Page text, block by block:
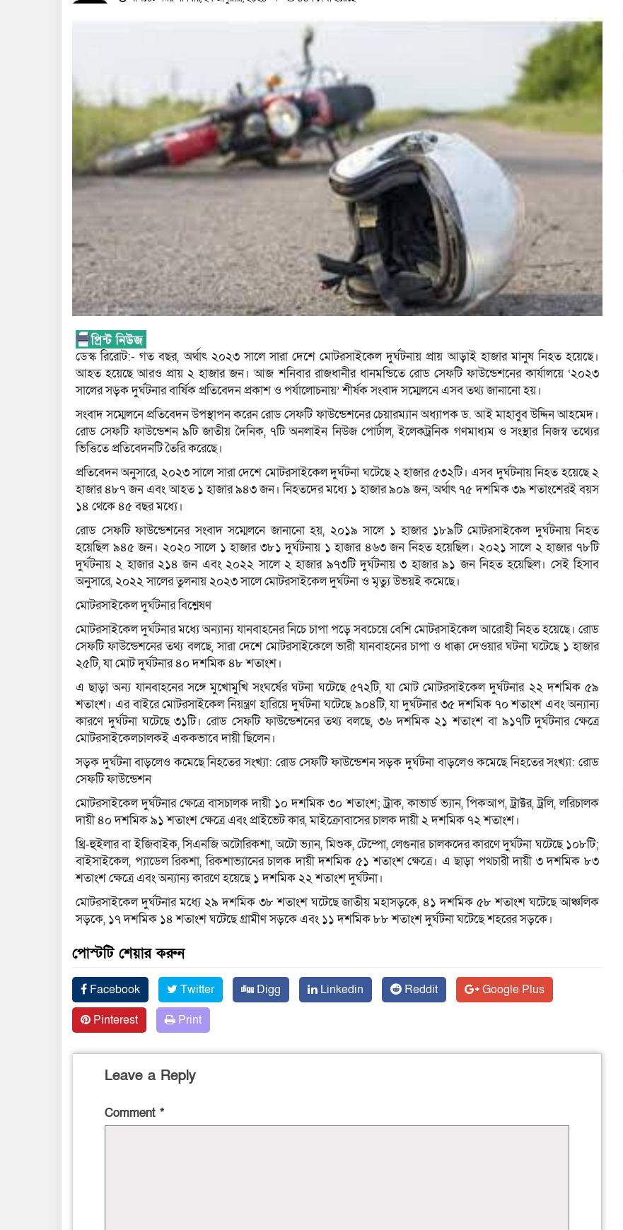
ডেস্ক রিরোট:- গত বছর, অর্থাৎ ২০২৩ সালে সারা দেশে মোটরসাইকেল দুর্ঘটনায় প্রায় আড়াই হাজার মানুষ নিহত হয়েছে।
আহত হয়েছে আরও প্রায় ২ হাজার জন। আজ শনিবার রাজধানীর ধানমন্ডিতে রোড সেফটি ফাউন্ডেশনের কার্যালয়ে ‘২০২৩
সালের সড়ক দুর্ঘটনার বার্ষিক প্রতিবেদন প্রকাশ ও পর্যালোচনায়’ শীর্ষক সংবাদ সম্মেলনে এসব তথ্য জানানো হয়।
সংবাদ সম্মেলনে প্রতিবেদন উপস্থাপন করেন রোড সেফটি ফাউন্ডেশনের চেয়ারম্যান অধ্যাপক ড. আই মাহাবুব উদ্দিন আহমেদ।
রোড সেফটি ফাউন্ডেশন ৯টি জাতীয় দৈনিক, ৭টি অনলাইন নিউজ পোর্টাল, ইলেকট্রনিক গণমাধ্যম ও সংস্থার নিজস্ব তথ্যের
ভিত্তিতে প্রতিবেদনটি তৈরি করেছে।
প্রতিবেদন অনুসারে, ২০২৩ সালে সারা দেশে মোটরসাইকেল দুর্ঘটনা ঘটেছে ২ হাজার ৫৩২টি। এসব দুর্ঘটনায় নিহত হয়েছে ২
হাজার ৪৮৭ জন এবং আহত ১ হাজার ৯৪৩ জন। নিহতদের মধ্যে ১ হাজার ৯০৯ জন, অর্থাৎ ৭৫ দশমিক ৩৯ শতাংশেরই বয়স
১৪ থেকে ৪৫ বছর মধ্যে।
রোড সেফটি ফাউন্ডেশনের সংবাদ সম্মেলনে জানানো হয়, ২০১৯ সালে ১ হাজার ১৮৯টি মোটরসাইকেল দুর্ঘটনায় নিহত
হয়েছিল ৯৪৫ জন। ২০২০ সালে ১ হাজার ৩৮১ দুর্ঘটনায় ১ হাজার ৪৬৩ জন নিহত হয়েছিল। ২০২১ সালে ২ হাজার ৭৮টি
দুর্ঘটনায় ২ হাজার ২১৪ জন এবং ২০২২ সালে ২ হাজার ৯৭৩টি দুর্ঘটনায় ৩ হাজার ৯১ জন নিহত হয়েছিল। সেই হিসাব
অনুসারে, ২০২২ সালের তুলনায় ২০২৩ সালে মোটরসাইকেল দুর্ঘটনা ও মৃত্যু উভয়ই কমেছে।
মোটরসাইকেল দুর্ঘটনার বিশ্লেষণ
মোটরসাইকেল দুর্ঘটনার মধ্যে অন্যান্য যানবাহনের নিচে চাপা পড়ে সবচেয়ে বেশি মোটরসাইকেল আরোহী নিহত হয়েছে। রোড
সেফটি ফাউন্ডেশনের তথ্য বলছে, সারা দেশে মোটরসাইকেলে ভারী যানবাহনের চাপা ও ধাক্কা দেওয়ার ঘটনা ঘটেছে ১ হাজার
২৫টি, যা মোট দুর্ঘটনার ৪০ দশমিক ৪৮ শতাংশ।
এ ছাড়া অন্য যানবাহনের সঙ্গে মুখোমুখি সংঘর্ষের ঘটনা ঘটেছে ৫৭২টি, যা মোট মোটরসাইকেল দুর্ঘটনার ২২ দশমিক ৫৯
শতাংশ। এর বাইরে মোটরসাইকেল নিয়ন্ত্রণ হারিয়ে দুর্ঘটনা ঘটেছে ৯০৪টি, যা দুর্ঘটনার ৩৫ দশমিক ৭০ শতাংশ এবং অন্যান্য
কারণে দুর্ঘটনা ঘটেছে ৩১টি। রোড সেফটি ফাউন্ডেশনের তথ্য বলছে, ৩৬ দশমিক ২১ শতাংশ বা ৯১৭টি দুর্ঘটনার ক্ষেত্রে
মোটরসাইকেলচালকই এককভাবে দায়ী ছিলেন।
সড়ক দুর্ঘটনা বাড়লেও কমেছে নিহতের সংখ্যা: রোড সেফটি ফাউন্ডেশন সড়ক দুর্ঘটনা বাড়লেও কমেছে নিহতের সংখ্যা: রোড
সেফটি ফাউন্ডেশন
মোটরসাইকেল দুর্ঘটনার ক্ষেত্রে বাসচালক দায়ী ১০ দশমিক ৩০ শতাংশ; ট্রাক, কাভার্ড ভ্যান, পিকআপ, ট্রাক্টর, ট্রলি, লরিচালক
দায়ী ৪০ দশমিক ৯১ শতাংশ ক্ষেত্রে এবং প্রাইভেট কার, মাইক্রোবাসের চালক দায়ী ২ দশমিক ৭২ শতাংশ।
থ্রি-হুইলার বা ইজিবাইক, সিএনজি অটোরিকশা, অটো ভ্যান, মিশুক, টেম্পো, লেগুনার চালকদের কারণে দুর্ঘটনা ঘটেছে ১০৮টি;
বাইসাইকেল, প্যাডেল রিকশা, রিকশাভ্যানের চালক দায়ী দশমিক ৫১ শতাংশ ক্ষেত্রে। এ ছাড়া পথচারী দায়ী ৩ দশমিক ৮৩
শতাংশ ক্ষেত্রে এবং অন্যান্য কারণে হয়েছে ১ দশমিক ২২ শতাংশ দুর্ঘটনা।
মোটরসাইকেল দুর্ঘটনার মধ্যে ২৯ দশমিক ৩৮ শতাংশ ঘটেছে জাতীয় মহাসড়কে, ৪১ দশমিক ৫৮ শতাংশ ঘটেছে আঞ্চলিক
সড়কে, ১৭ দশমিক ১৪ শতাংশ ঘটেছে গ্রামীণ সড়কে এবং ১১ দশমিক ৮৮ শতাংশ দুর্ঘটনা ঘটেছে শহরের সড়কে।
পোস্টটি শেয়ার করুন
Facebook Twitter Digg Linkedin Reddit
Google Plus
Pinterest
Print
Leave a Reply
Comment *